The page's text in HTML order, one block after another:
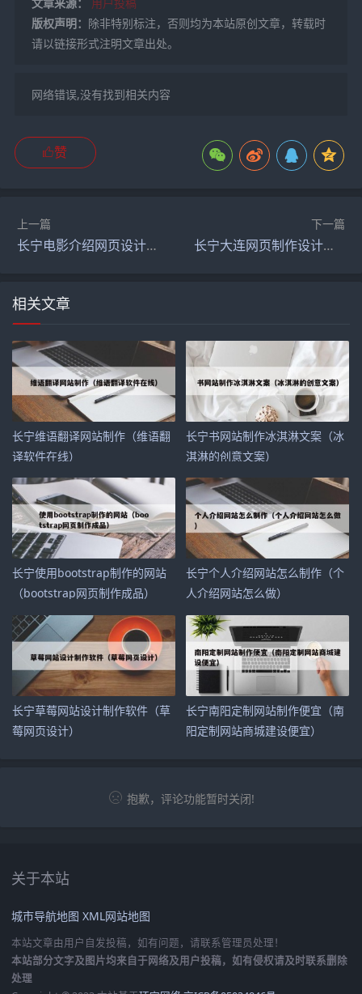
版权声明： 除非特别标注，否则均为本站原创文章，转载时
请以链接形式注明文章出处。
网络错误,没有找到相关内容
赞
上一篇
长宁电影介绍网页设计模板】（html简单电影介绍网页制作）
下一篇
长宁大连网页制作设计（大连网站开发制作）
相关文章
长宁维语翻译网站制作（维语翻
译软件在线）
长宁书网站制作冰淇淋文案（冰
淇淋的创意文案）
长宁使用bootstrap制作的网站
（bootstrap网页制作成品）
长宁个人介绍网站怎么制作（个
人介绍网站怎么做）
长宁草莓网站设计制作软件（草
莓网页设计）
长宁南阳定制网站制作便宜（南
阳定制网站商城建设便宜）
抱歉，评论功能暂时关闭!
关于本站
城市导航地图 XML网站地图
本站文章由用户自发投稿，如有问题，请联系管理员处理！
本站部分文字及图片均来自于网络及用户投稿，如有侵权请及时联系删除
处理